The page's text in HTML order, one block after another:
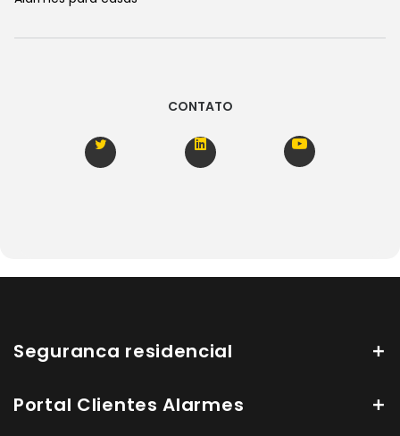
CONTATO
Seguranca residencial
Portal Clientes Alarmes